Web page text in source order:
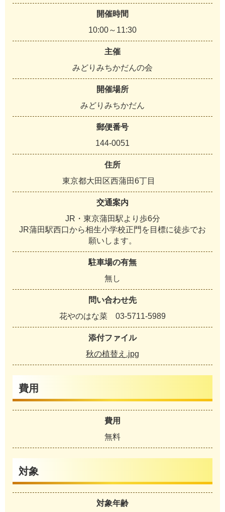
開催時間
10:00～11:30
主催
みどりみちかだんの会
開催場所
みどりみちかだん
郵便番号
144-0051
住所
東京都大田区西蒲田6丁目
交通案内
JR・東京蒲田駅より歩6分
JR蒲田駅西口から相生小学校正門を目標に徒歩でお
願いします。
駐車場の有無
無し
問い合わせ先
花やのはな菜 03-5711-5989
添付ファイル
秋の植替え.jpg
費用
費用
無料
対象
対象年齢